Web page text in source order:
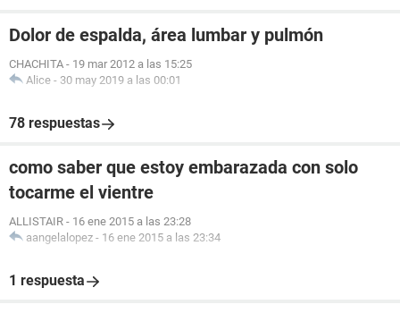
Dolor de espalda, área lumbar y pulmón
CHACHITA - 19 mar 2012 a las 15:25
Alice - 30 may 2019 a las 00:01
78 respuestas
como saber que estoy embarazada con solo
tocarme el vientre
ALLISTAIR - 16 ene 2015 a las 23:28
aangelalopez - 16 ene 2015 a las 23:34
1 respuesta